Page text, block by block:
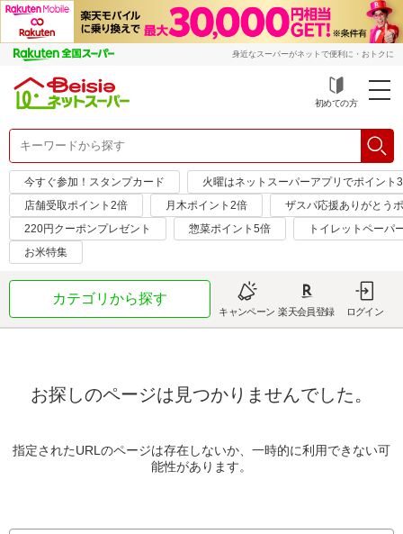
身近なスーパーがネットで便利に・おトクに
初めての方
今すぐ参加！スタンプカード
火曜はネットスーパーアプリでポイント
店舗受取ポイント2倍
月木ポイント2倍
ザスパ応援ありがとう
220円クーポンプレゼント
惣菜ポイント5倍
トイレットペーパ
お米特集
カテゴリから探す
キャンペーン 楽天会員登録 ログイン
お探しのページは見つかりませんでした。
指定されたURLのページは存在しないか、一時的に利用できない可
能性があります。